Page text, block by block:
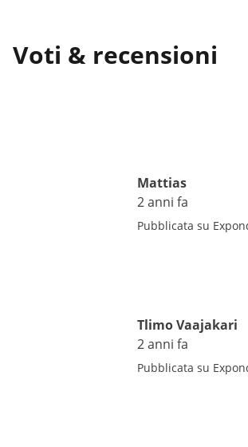
Voti & recensioni
Mattias
2 anni fa
Pubblicata su
Tlimo Vaajakari
2 anni fa
Pubblicata su